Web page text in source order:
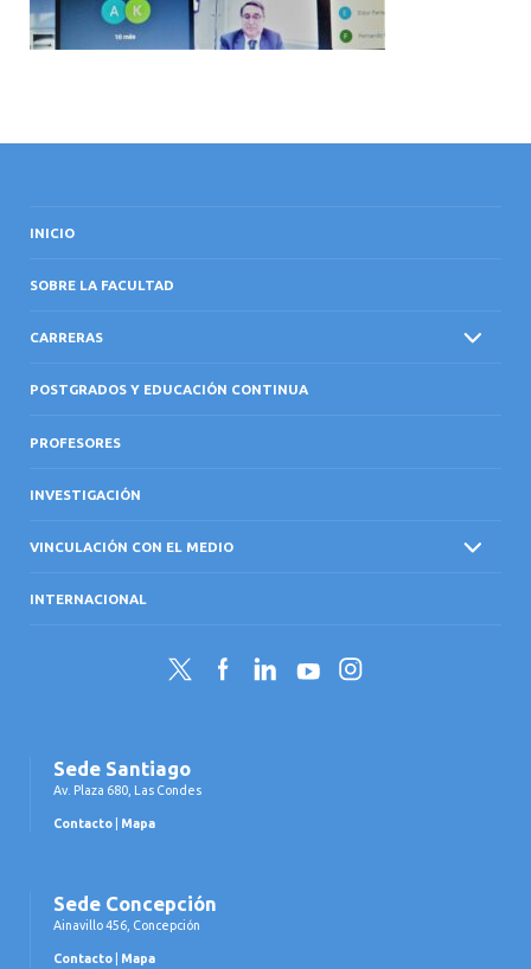
INICIO
SOBRE LA FACULTAD
CARRERAS
POSTGRADOS Y EDUCACIÓN CONTINUA
PROFESORES
INVESTIGACIÓN
VINCULACIÓN CON EL MEDIO
INTERNACIONAL
Twitter FacebookLinkedInYouTubeInstagram
Sede Santiago
Av. Plaza 680, Las Condes
Contacto Mapa
Sede Concepción
Ainavillo 456, Concepción
Contacto Mapa